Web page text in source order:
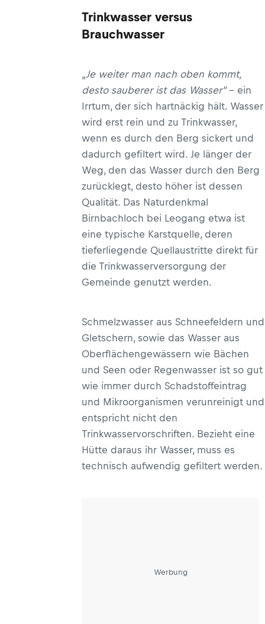
Trinkwasser versus
Brauchwasser
„Je weiter man nach oben kommt,
desto sauberer ist das Wasser"– ein
Irrtum, der sich hartnäckig hält. Wasser
wird erst rein und zu Trinkwasser,
wenn es durch den Berg sickert und
dadurch gefiltert wird. Je länger der
Weg, den das Wasser durch den Berg
zurücklegt, desto höher ist dessen
Qualität. Das Naturdenkmal
Birnbachloch bei Leogang etwa ist
eine typische Karstquelle, deren
tieferliegende Quellaustritte direkt für
die Trinkwasserversorgung der
Gemeinde genutzt werden.
Schmelzwasser aus Schneefeldern und
Gletschern, sowie das Wasser aus
Oberflächengewässern wie Bächen
und Seen oder Regenwasser ist so gut
wie immer durch Schadstoffeintrag
und Mikroorganismen verunreinigt und
entspricht nicht den
Trinkwasservorschriften. Bezieht eine
Hütte daraus ihr Wasser, muss es
technisch aufwendig gefiltert werden.
Werbung